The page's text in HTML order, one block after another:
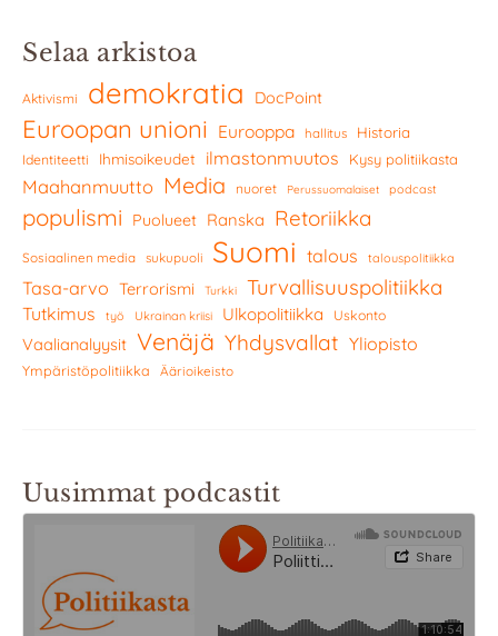
Selaa arkistoa
Aktivismi demokratia DocPoint
Euroopan unioni Eurooppa hallitus Historia
Identiteetti Ihmisoikeudet ilmastonmuutos Kysy politiikasta
Maahanmuutto Media nuoret Perussuomalaiset podcast
populismi Puolueet Ranska Retoriikka
Sosiaalinen media sukupuoli Suomi talous talouspolitiikka
Tasa-arvo Terrorismi Turkki Turvallisuuspolitiikka
Tutkimus työ Ukrainan kriisi Ulkopolitiikka Uskonto
Vaalianalyysit Venäjä Yhdysvallat Yliopisto
Ympäristöpolitiikka Äärioikeisto
Uusimmat podcastit